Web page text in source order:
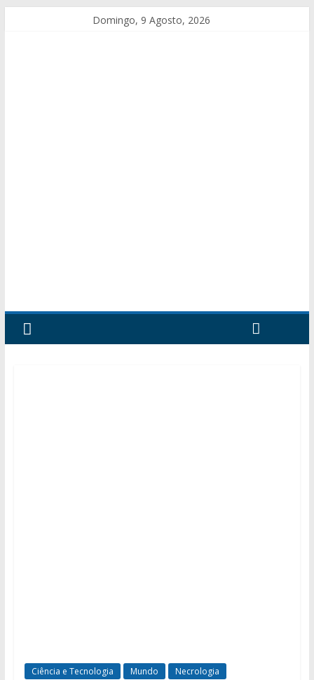
Domingo, 9 Agosto, 2026
Ciência e Tecnologia Mundo Necrologia